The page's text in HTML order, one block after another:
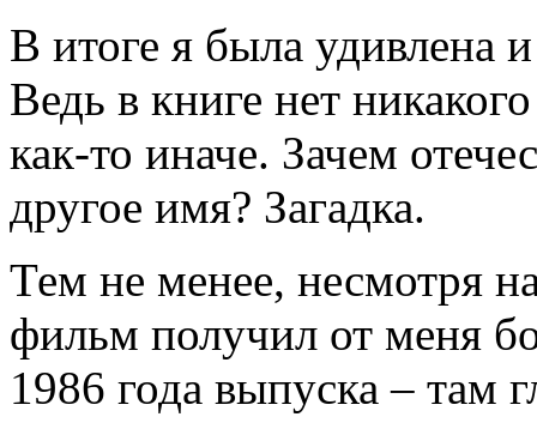
В итоге я была удивлена
Ведь в книге нет
как-то иначе. Зачем
другое имя? Загадка.
Тем не менее, несмотря
фильм получил от меня
1986 года выпуска – там